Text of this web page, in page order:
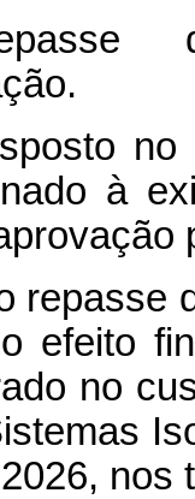
à
repasse
efeito
no
nos